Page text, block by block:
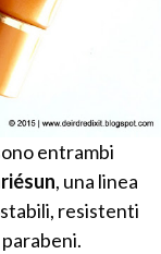
entrambi
, una linea
resistenti
parabeni.